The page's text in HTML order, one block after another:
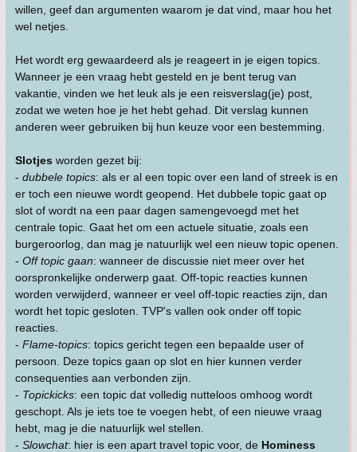
willen, geef dan argumenten waarom je dat vind, maar hou het
wel netjes.
Het wordt erg gewaardeerd als je reageert in je eigen topics.
Wanneer je een vraag hebt gesteld en je bent terug van
vakantie, vinden we het leuk als je een reisverslag(je) post,
zodat we weten hoe je het hebt gehad. Dit verslag kunnen
anderen weer gebruiken bij hun keuze voor een bestemming.
Slotjes worden gezet bij:
- dubbele topics: als er al een topic over een land of streek is en
er toch een nieuwe wordt geopend. Het dubbele topic gaat op
slot of wordt na een paar dagen samengevoegd met het
centrale topic. Gaat het om een actuele situatie, zoals een
burgeroorlog, dan mag je natuurlijk wel een nieuw topic openen.
- Off topic gaan: wanneer de discussie niet meer over het
oorspronkelijke onderwerp gaat. Off-topic reacties kunnen
worden verwijderd, wanneer er veel off-topic reacties zijn, dan
wordt het topic gesloten. TVP's vallen ook onder off topic
reacties.
- Flame-topics: topics gericht tegen een bepaalde user of
persoon. Deze topics gaan op slot en hier kunnen verder
consequenties aan verbonden zijn.
- Topickicks: een topic dat volledig nutteloos omhoog wordt
geschopt. Als je iets toe te voegen hebt, of een nieuwe vraag
hebt, mag je die natuurlijk wel stellen.
- Slowchat: hier is een apart travel topic voor, de Hominess